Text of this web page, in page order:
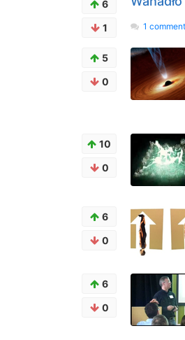
6
1
1 comment
5
0
10
0
6
0
6
0